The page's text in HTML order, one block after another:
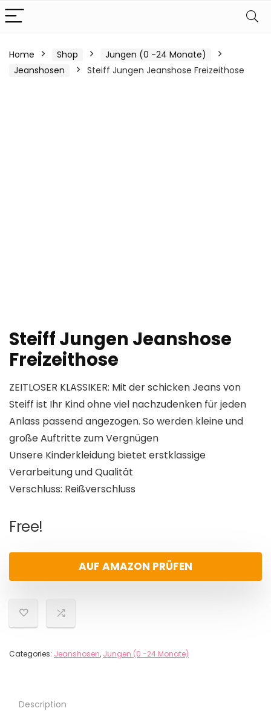
Home Shop
Jungen (0 -24 Monate)
Jeanshosen
Steiff Jungen Jeanshose Freizeithose
Steiff Jungen Jeanshose
Freizeithose
ZEITLOSER KLASSIKER: Mit der schicken Jeans von
Steiff ist Ihr Kind ohne viel nachzudenken für jeden
Anlass passend angezogen. So werden kleine und
große Auftritte zum Vergnügen
Unsere Kinderkleidung bietet erstklassige
Verarbeitung und Qualität
Verschluss: Reißverschluss
Free!
AUF AMAZON PRÜFEN
Categories: Jeanshosen, Jungen (0 -24 Monate)
Description